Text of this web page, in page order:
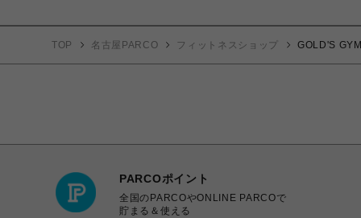
TOP 名古屋PARCO フィットネスショップ GOLD'S
PARCOポイント
全国のPARCOやONLINE PARCOで
貯まる＆使える